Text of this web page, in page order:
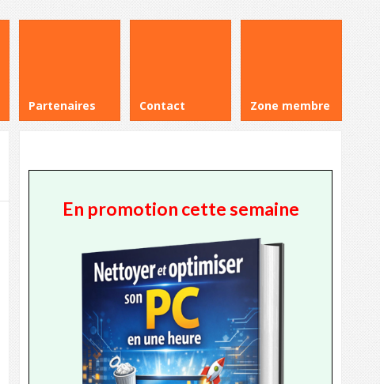
Partenaires Contact Zone membre
En promotion cette semaine